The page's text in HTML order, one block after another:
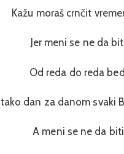
Kažu moraš crnčit
Jer meni se ne da
Od reda do reda
I tako dan za danom svaki
A meni se ne da